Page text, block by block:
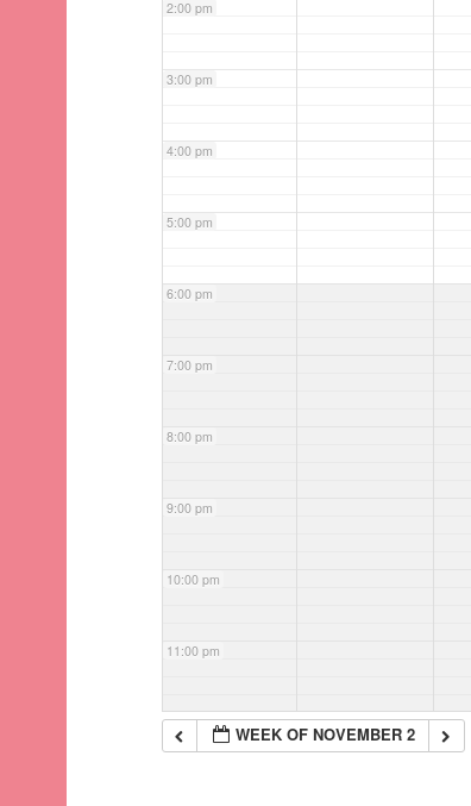
2:00 pm
3:00 pm
4:00 pm
5:00 pm
6:00 pm
7:00 pm
8:00 pm
9:00 pm
10:00 pm
11:00 pm
WEEK OF NOVEMBER 2